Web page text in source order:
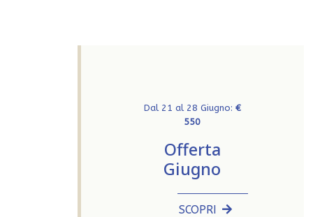
Dal 21 al 28 Giugno: €
550
Offerta
Giugno
SCOPRI